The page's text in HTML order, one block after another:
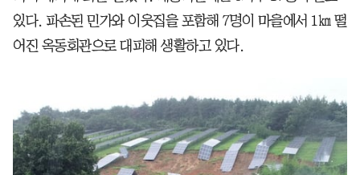
있다. 파손된 민가와 이웃집을 포함해 7명이 마을에서 1㎞ 떨
어진 옥동회관으로 대피해 생활하고 있다.